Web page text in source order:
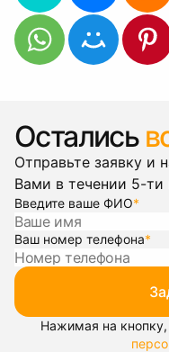
Остались
Отправьте заявку и
Вами в течении 5-ти
Введите ваше ФИО*
Ваш номер телефона*
Нажимая на кнопку,